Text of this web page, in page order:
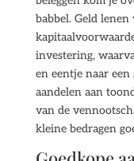
babbel. Geld
investering,
en eentje naar
aandelen aan
van de
kleine bedragen